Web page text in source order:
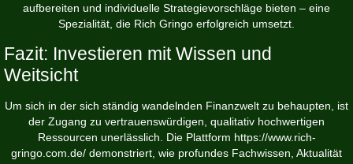
aufbereiten und individuelle Strategievorschläge bieten – eine
Spezialität, die Rich Gringo erfolgreich umsetzt.
Fazit: Investieren mit Wissen und
Weitsicht
Um sich in der sich ständig wandelnden Finanzwelt zu behaupten, ist
der Zugang zu vertrauenswürdigen, qualitativ hochwertigen
Ressourcen unerlässlich. Die Plattform https://www.rich-
gringo.com.de/ demonstriert, wie profundes Fachwissen, Aktualität